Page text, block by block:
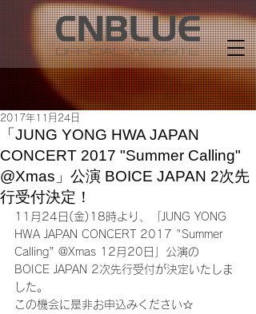
「JUNG YONG HWA JAPAN
CONCERT 2017 "Summer Calling"
@Xmas」公演 BOICE JAPAN 2次先
行受付決定！
2017年11月24日
11月24日(金)18時より、「JUNG YONG
HWA JAPAN CONCERT 2017 "Summer
Calling" @Xmas 12月20日」公演の
BOICE JAPAN 2次先行受付が決定いたしま
した。
この機会に是非お申込みください☆